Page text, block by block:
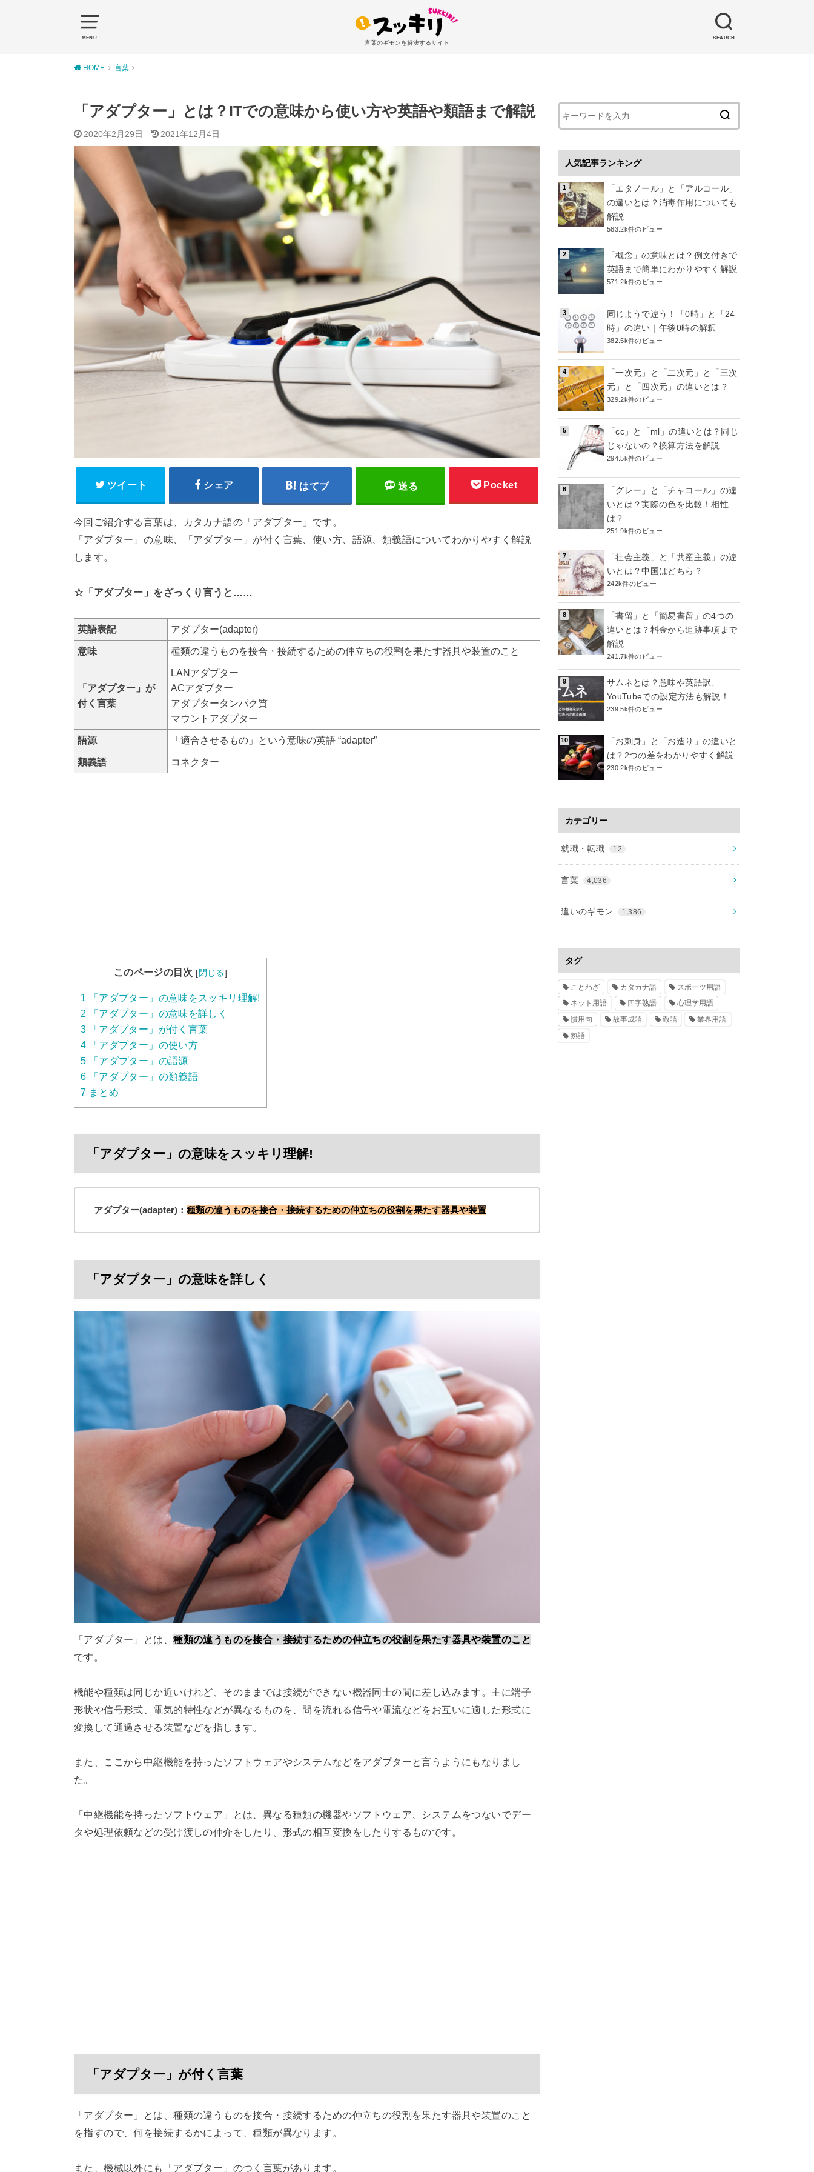
MENU SEARCH
言葉のギモンを解決するサイト
HOME 言葉
「アダプター」とは？ITでの意味から使い方や英語や類語まで解説
2020年2月29日 2021年12月4日
ツイート シェア はてブ 送る Pocket
今回ご紹介する言葉は、カタカナ語の「アダプター」です。
「アダプター」の意味、「アダプター」が付く言葉、使い方、語源、類義語についてわかりやすく解説
します。
☆「アダプター」をざっくり言うと……
英語表記 アダプター(adapter)
意味 種類の違うものを接合・接続するための仲立ちの役割を果たす器具や装置のこと
「アダプター」が
付く言葉
LANアダプター
ACアダプター
アダプタータンパク質
マウントアダプター
語源 「適合させるもの」という意味の英語 “adapter”
類義語 コネクター
このページの目次 [閉じる]
1 「アダプター」の意味をスッキリ理解!
2 「アダプター」の意味を詳しく
3 「アダプター」が付く言葉
4 「アダプター」の使い方
5 「アダプター」の語源
6 「アダプター」の類義語
7 まとめ
「アダプター」の意味をスッキリ理解!
アダプター(adapter)： 種類の違うものを接合・接続するための仲立ちの役割を果たす器具や装置
「アダプター」の意味を詳しく
「アダプター」とは、種類の違うものを接合・接続するための仲立ちの役割を果たす器具や装置のこと
です。
機能や種類は同じか近いけれど、そのままでは接続ができない機器同士の間に差し込みます。主に端子
形状や信号形式、電気的特性などが異なるものを、間を流れる信号や電流などをお互いに適した形式に
変換して通過させる装置などを指します。
また、ここから中継機能を持ったソフトウェアやシステムなどをアダプターと言うようにもなりまし
た。
「中継機能を持ったソフトウェア」とは、異なる種類の機器やソフトウェア、システムをつないでデー
タや処理依頼などの受け渡しの仲介をしたり、形式の相互変換をしたりするものです。
「アダプター」が付く言葉
「アダプター」とは、種類の違うものを接合・接続するための仲立ちの役割を果たす器具や装置のこと
を指すので、何を接続するかによって、種類が異なります。
また、機械以外にも「アダプター」のつく言葉があります。
人気記事ランキング
「エタノール」と「アルコール」
の違いとは？消毒作用についても
解説
583.2k件のビュー
「概念」の意味とは？例文付きで
英語まで簡単にわかりやすく解説
571.2k件のビュー
同じようで違う！「0時」と「24
時」の違い｜午後0時の解釈
382.5k件のビュー
「一次元」と「二次元」と「三次
元」と「四次元」の違いとは？
329.2k件のビュー
「cc」と「ml」の違いとは？同じ
じゃないの？換算方法を解説
294.5k件のビュー
「グレー」と「チャコール」の違
いとは？実際の色を比較！相性
は？
251.9k件のビュー
「社会主義」と「共産主義」の違
いとは？中国はどちら？
242k件のビュー
「書留」と「簡易書留」の4つの
違いとは？料金から追跡事項まで
解説
241.7k件のビュー
サムネとは？意味や英語訳、
YouTubeでの設定方法も解説！
239.5k件のビュー
「お刺身」と「お造り」の違いと
は？2つの差をわかりやすく解説
230.2k件のビュー
カテゴリー
就職・転職 12
言葉 4,036
違いのギモン 1,386
タグ
ことわざ カタカナ語
スポーツ用語
ネット用語
四字熟語
心理学用語
慣用句
故事成語 敬語
業界用語
熟語